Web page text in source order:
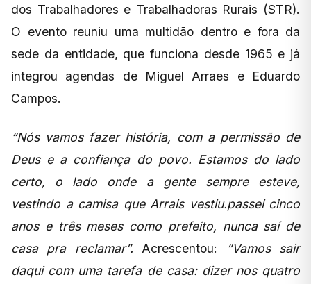
dos Trabalhadores e Trabalhadoras Rurais (STR).
O evento reuniu uma multidão dentro e fora da
sede da entidade, que funciona desde 1965 e já
integrou agendas de Miguel Arraes e Eduardo
Campos.
“Nós vamos fazer história, com a permissão de
Deus e a confiança do povo. Estamos do lado
certo, o lado onde a gente sempre esteve,
vestindo a camisa que Arrais vestiu.passei cinco
anos e três meses como prefeito, nunca saí de
casa pra reclamar”. Acrescentou:
“Vamos sair
daqui com uma tarefa de casa: dizer nos quatro